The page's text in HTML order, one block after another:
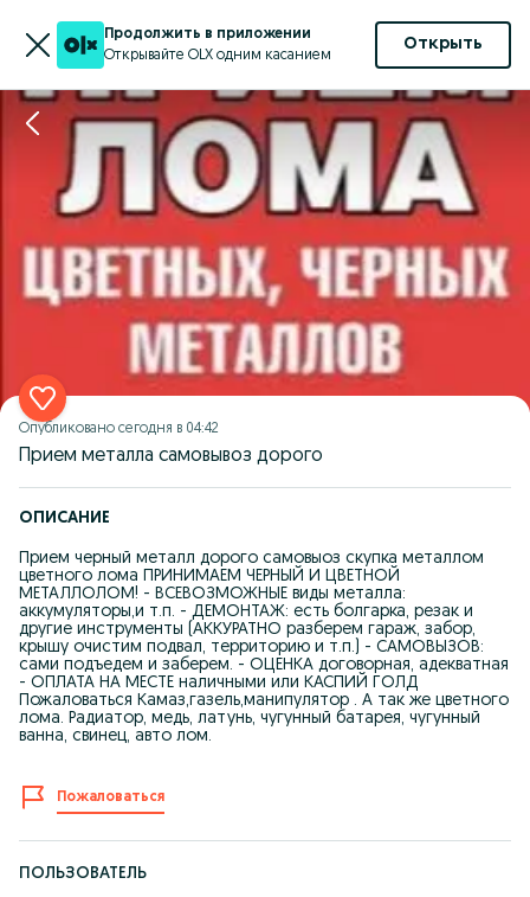
Продолжить в приложении
Открывайте OLX одним касанием
Открыть
Опубликовано сегодня в 04:42
Прием металла самовывоз дорого
ОПИСАНИЕ
Прием черный металл дорого самовыоз скупка металлом
цветного лома ПРИНИМАЕМ ЧЕРНЫЙ И ЦВЕТНОЙ
МЕТАЛЛОЛОМ! - ВСЕВОЗМОЖНЫЕ виды металла:
аккумуляторы,и т.п. - ДЕМОНТАЖ: есть болгарка, резак и
другие инструменты (АККУРАТНО разберем гараж, забор,
крышу очистим подвал, территорию и т.п.) - САМОВЫЗОВ:
сами подъедем и заберем. - ОЦЕНКА договорная, адекватная
- ОПЛАТА НА МЕСТЕ наличными или КАСПИЙ ГОЛД
Пожаловаться Камаз,газель,манипулятор . А так же цветного
лома. Радиатор, медь, латунь, чугунный батарея, чугунный
ванна, свинец, авто лом.
Пожаловаться
ПОЛЬЗОВАТЕЛЬ